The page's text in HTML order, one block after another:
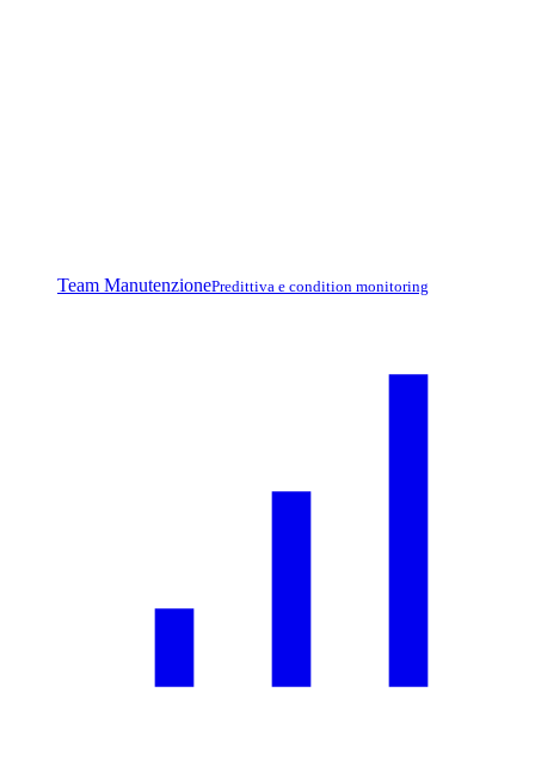
Team ManutenzionePredittiva e condition monitoring